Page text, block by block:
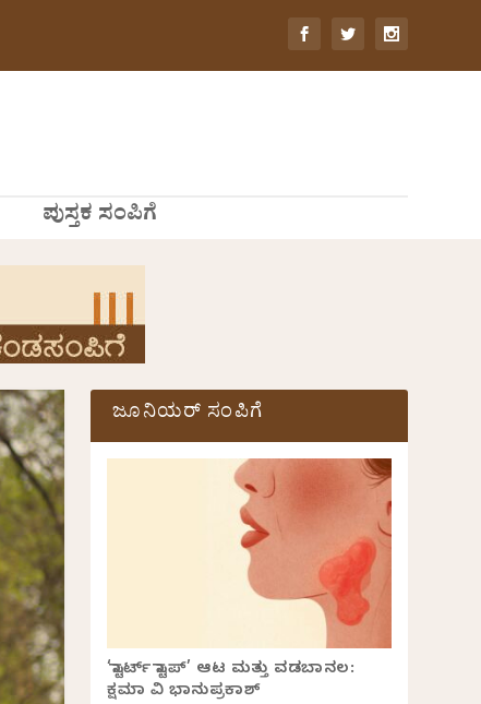
ಪುಸ್ತಕ ಸಂಪಿಗೆ
ಜೂನಿಯರ್ ಸಂಪಿಗೆ
‘ಸ್ಟಾರ್ಟ್ ಸ್ಟಾಪ್’ ಆಟ ಮತ್ತು ವಡಬಾನಲ:
ಕ್ಷಮಾ ವಿ ಭಾನುಪ್ರಕಾಶ್